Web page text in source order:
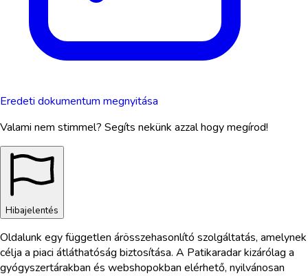
Eredeti dokumentum megnyitása
Valami nem stimmel? Segíts nekünk azzal hogy megírod!
Hibajelentés
Oldalunk egy független árösszehasonlító szolgáltatás, amelynek
célja a piaci átláthatóság biztosítása. A Patikaradar kizárólag a
gyógyszertárakban és webshopokban elérhető, nyilvánosan